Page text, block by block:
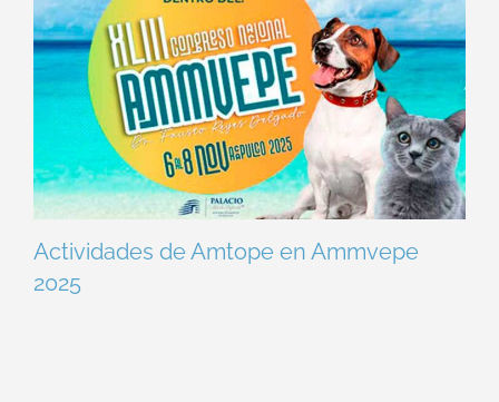
Actividades de Amtope en Ammvepe
2025